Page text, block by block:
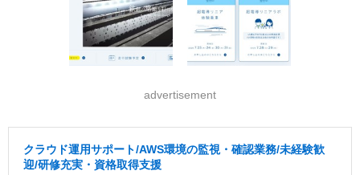
advertisement
クラウド運用サポート/AWS環境の監視・確認業務/未経験歓
迎/研修充実・資格取得支援